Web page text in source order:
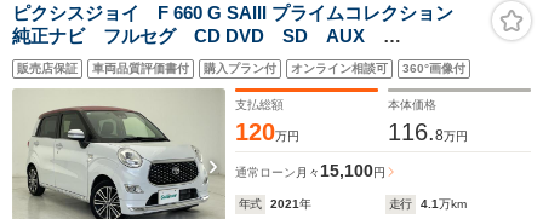
ピクシスジョイ F 660 G SAIII プライムコレクション
純正ナビ フルセグ CD DVD SD AUX
Bluetooth バックカメラ ハーフレザーシート 前席シ
ートヒーター ETC 純正AW 純正フロアマット コー
ナーセンサー 衝突被害軽減システム
販売店保証 車両品質評価書付 購入プラン付 オンライン相談可 360°画像付
支払総額
120万円
本体価格
116.8万円
通常ローン 月々 15,100円
年式 2021年 走行 4.1万km